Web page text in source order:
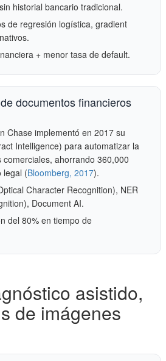
historial bancario tradicional.
de regresión logística, gradient
+ menor tasa de default.
documentos financieros
Chase implementó en 2017 su
Intelligence) para automatizar la
comerciales, ahorrando 360,000
legal (Bloomberg, 2017).
Character Recognition), NER
Document AI.
del 80% en tiempo de
asistido,
de imágenes